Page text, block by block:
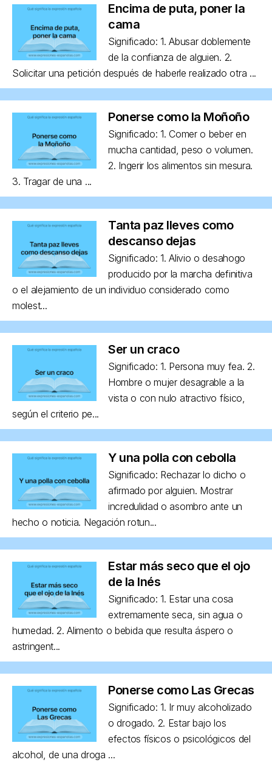
Encima de puta, poner la
cama
Significado: 1. Abusar doblemente
de la confianza de alguien. 2.
Solicitar una petición después de haberle realizado otra ...
Ponerse como la Moñoño
Significado: 1. Comer o beber en
mucha cantidad, peso o volumen.
2. Ingerir los alimentos sin mesura.
3. Tragar de una ...
Tanta paz lleves como
descanso dejas
Significado: 1. Alivio o desahogo
producido por la marcha definitiva
o el alejamiento de un individuo considerado como
molest...
Ser un craco
Significado: 1. Persona muy fea. 2.
Hombre o mujer desagrable a la
vista o con nulo atractivo físico,
según el criterio pe...
Y una polla con cebolla
Significado: Rechazar lo dicho o
afirmado por alguien. Mostrar
incredulidad o asombro ante un
hecho o noticia. Negación rotun...
Estar más seco que el ojo
de la Inés
Significado: 1. Estar una cosa
extremamente seca, sin agua o
humedad. 2. Alimento o bebida que resulta áspero o
astringent...
Ponerse como Las Grecas
Significado: 1. Ir muy alcoholizado
o drogado. 2. Estar bajo los
efectos físicos o psicológicos del
alcohol, de una droga ...